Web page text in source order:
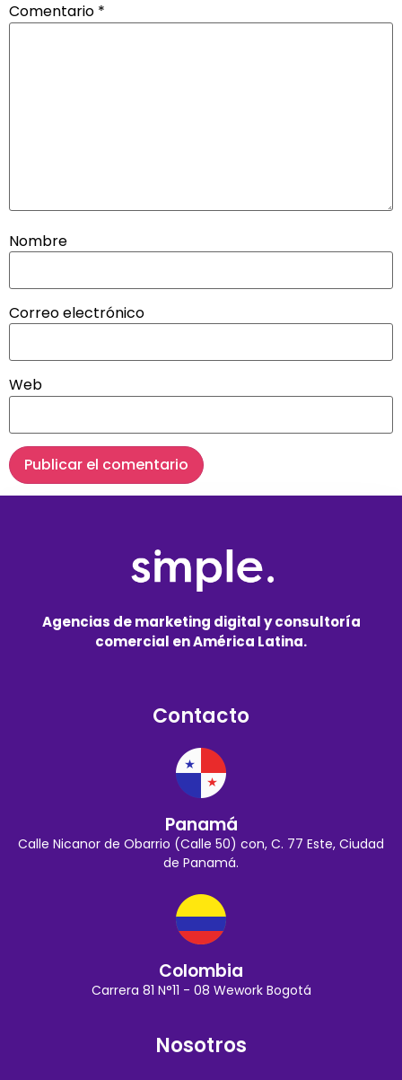
Comentario *
Nombre
Correo electrónico
Web
Agencias de marketing digital y consultoría
comercial en América Latina.
Contacto
Panamá
Calle Nicanor de Obarrio (Calle 50) con, C. 77 Este, Ciudad
de Panamá.
Colombia
Carrera 81 N°11 - 08 Wework Bogotá
Nosotros